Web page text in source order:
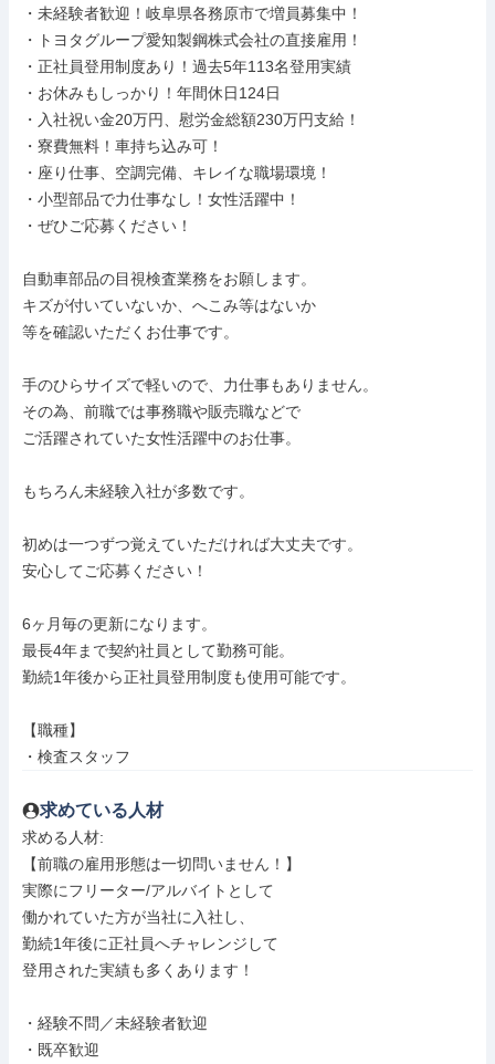
・未経験者歓迎！岐阜県各務原市で増員募集中！
・トヨタグループ愛知製鋼株式会社の直接雇用！
・正社員登用制度あり！過去5年113名登用実績
・お休みもしっかり！年間休日124日
・入社祝い金20万円、慰労金総額230万円支給！
・寮費無料！車持ち込み可！
・座り仕事、空調完備、キレイな職場環境！
・小型部品で力仕事なし！女性活躍中！
・ぜひご応募ください！
自動車部品の目視検査業務をお願します。
キズが付いていないか、へこみ等はないか
等を確認いただくお仕事です。
手のひらサイズで軽いので、力仕事もありません。
その為、前職では事務職や販売職などで
ご活躍されていた女性活躍中のお仕事。
もちろん未経験入社が多数です。
初めは一つずつ覚えていただければ大丈夫です。
安心してご応募ください！
6ヶ月毎の更新になります。
最長4年まで契約社員として勤務可能。
勤続1年後から正社員登用制度も使用可能です。
【職種】
・検査スタッフ
求めている人材
求める人材:
【前職の雇用形態は一切問いません！】
実際にフリーター/アルバイトとして
働かれていた方が当社に入社し、
勤続1年後に正社員へチャレンジして
登用された実績も多くあります！
・経験不問／未経験者歓迎
・既卒歓迎